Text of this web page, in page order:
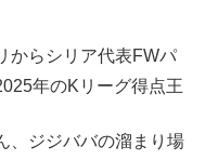
からシリア代表FWパ
年のKリーグ得点王
、ジジババの溜まり場